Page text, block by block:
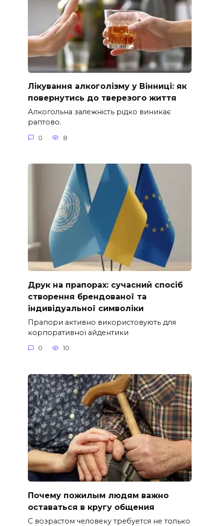
Лікування алкоголізму у Вінниці: як
повернутись до тверезого життя
Алкогольна залежність рідко виникає
раптово.
0 8
Друк на прапорах: сучасний спосіб
створення брендованої та
індивідуальної символіки
Прапори активно використовують для
корпоративної айдентики
0 10
Почему пожилым людям важно
оставаться в кругу общения
С возрастом человеку требуется не только